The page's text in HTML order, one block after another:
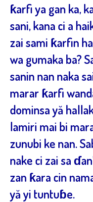
ƙarfi ya gan ka,
sani, kana ci a
zai sami ƙarfin
wa gumaka ba?
sanin nan naka
marar ƙarfi
dominsa yă
lamiri mai bi
zunubi ke nan.
nake ci zai sa
zan ƙara cin
yă yi tuntuɓe.